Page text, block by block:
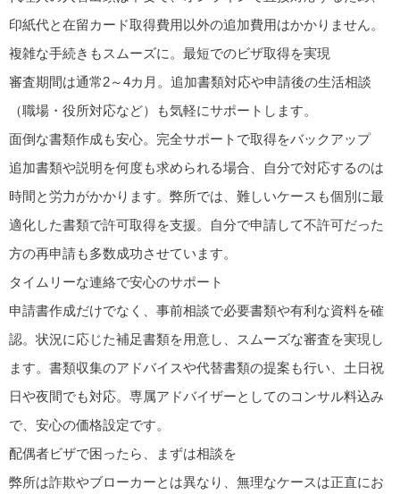
印紙代と在留カード取得費用以外の追加費用はかかりません。
複雑な手続きもスムーズに。最短でのビザ取得を実現
審査期間は通常2～4カ月。追加書類対応や申請後の生活相談
（職場・役所対応など）も気軽にサポートします。
面倒な書類作成も安心。完全サポートで取得をバックアップ
追加書類や説明を何度も求められる場合、自分で対応するのは
時間と労力がかかります。弊所では、難しいケースも個別に最
適化した書類で許可取得を支援。自分で申請して不許可だった
方の再申請も多数成功させています。
タイムリーな連絡で安心のサポート
申請書作成だけでなく、事前相談で必要書類や有利な資料を確
認。状況に応じた補足書類を用意し、スムーズな審査を実現し
ます。書類収集のアドバイスや代替書類の提案も行い、土日祝
日や夜間でも対応。専属アドバイザーとしてのコンサル料込み
で、安心の価格設定です。
配偶者ビザで困ったら、まずは相談を
弊所は詐欺やブローカーとは異なり、無理なケースは正直にお